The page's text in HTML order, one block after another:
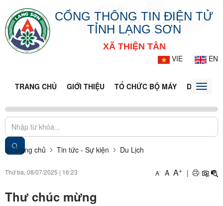
CỔNG THÔNG TIN ĐIỆN TỬ
TỈNH LẠNG SƠN
XÃ THIỆN TÂN
VIE
EN
TRANG CHỦ GIỚI THIỆU TỔ CHỨC BỘ MÁY DOANH
Toggle
Trang chủ Tin tức - Sự kiện Du Lịch
Thứ ba, 08/07/2025 | 16:23 A- A A+ |
Thư chúc mừng